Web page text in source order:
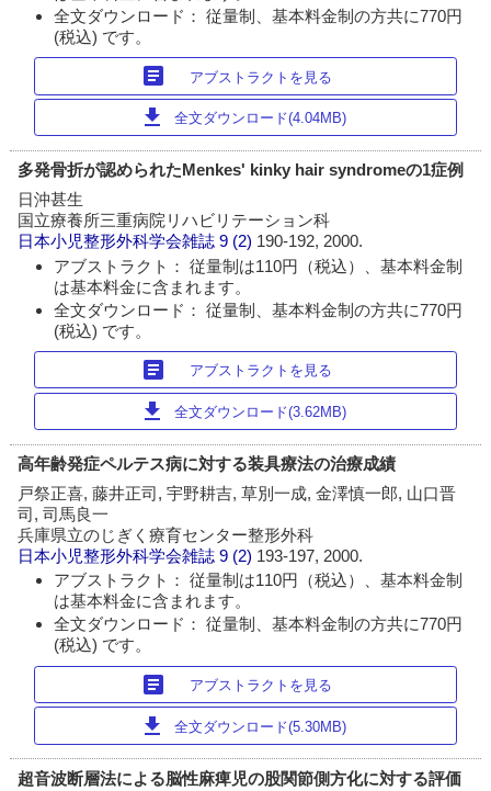
全文ダウンロード： 従量制、基本料金制の方共に770円
(税込) です。
article アブストラクトを見る
download 全文ダウンロード(4.04MB)
多発骨折が認められたMenkes' kinky hair syndromeの1症例
日沖甚生
国立療養所三重病院リハビリテーション科
日本小児整形外科学会雑誌 9 (2) 190-192, 2000.
アブストラクト： 従量制は110円（税込）、基本料金制
は基本料金に含まれます。
全文ダウンロード： 従量制、基本料金制の方共に770円
(税込) です。
article アブストラクトを見る
download 全文ダウンロード(3.62MB)
高年齢発症ペルテス病に対する装具療法の治療成績
戸祭正喜, 藤井正司, 宇野耕吉, 草別一成, 金澤慎一郎, 山口晋
司, 司馬良一
兵庫県立のじぎく療育センター整形外科
日本小児整形外科学会雑誌 9 (2) 193-197, 2000.
アブストラクト： 従量制は110円（税込）、基本料金制
は基本料金に含まれます。
全文ダウンロード： 従量制、基本料金制の方共に770円
(税込) です。
article アブストラクトを見る
download 全文ダウンロード(5.30MB)
超音波断層法による脳性麻痺児の股関節側方化に対する評価